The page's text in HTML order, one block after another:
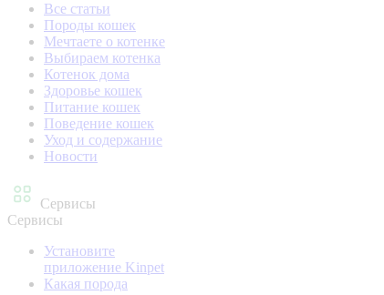
Все статьи
Породы кошек
Мечтаете о котенке
Выбираем котенка
Котенок дома
Здоровье кошек
Питание кошек
Поведение кошек
Уход и содержание
Новости
Сервисы
Сервисы
Установите
приложение Kinpet
Какая порода